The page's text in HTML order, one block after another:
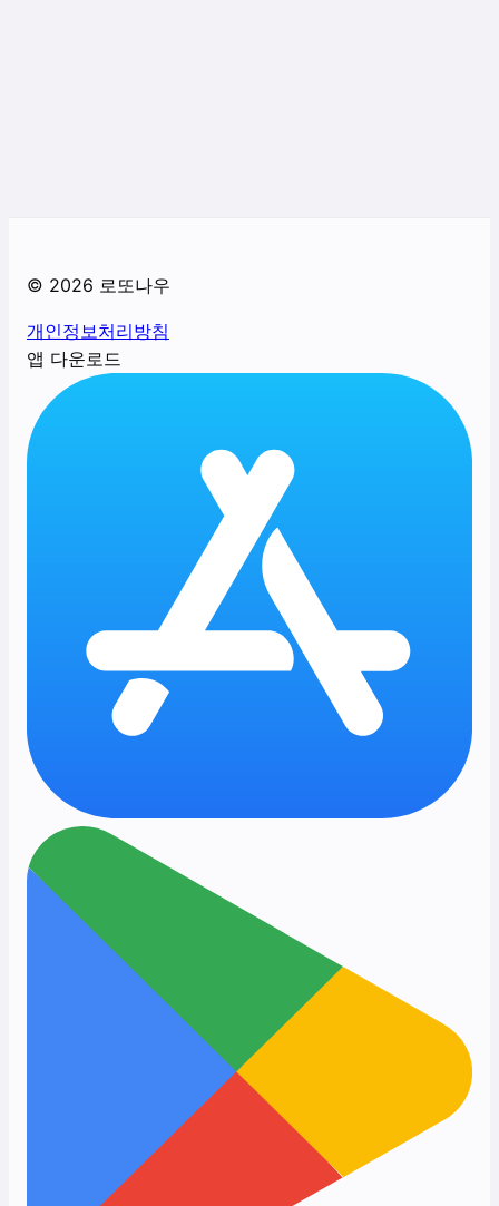
© 2026 로또나우
개인정보처리방침
앱 다운로드